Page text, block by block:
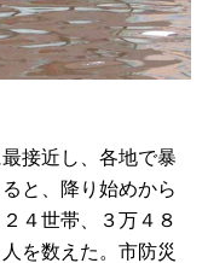
接近し、各地で暴
と、降り始めから
４世帯、３万４８
を数えた。市防災